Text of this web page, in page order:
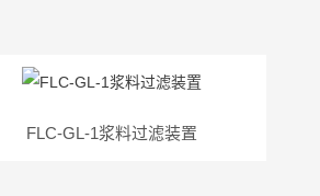
FLC-GL-1浆料过滤装置